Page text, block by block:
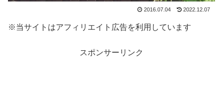
2016.07.04 2022.12.07
※当サイトはアフィリエイト広告を利用しています
スポンサーリンク